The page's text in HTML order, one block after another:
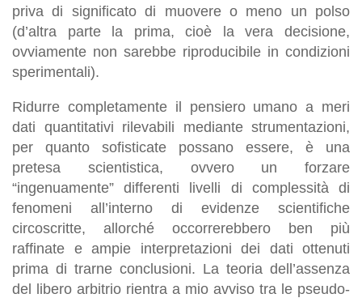
priva di significato di muovere o meno un polso
(d’altra parte la prima, cioè la vera decisione,
ovviamente non sarebbe riproducibile in condizioni
sperimentali).
Ridurre completamente il pensiero umano a meri
dati quantitativi rilevabili mediante strumentazioni,
per quanto sofisticate possano essere, è una
pretesa scientistica, ovvero un forzare
“ingenuamente” differenti livelli di complessità di
fenomeni all’interno di evidenze scientifiche
circoscritte, allorché occorrerebbero ben più
raffinate e ampie interpretazioni dei dati ottenuti
prima di trarne conclusioni. La teoria dell’assenza
del libero arbitrio rientra a mio avviso tra le pseudo-